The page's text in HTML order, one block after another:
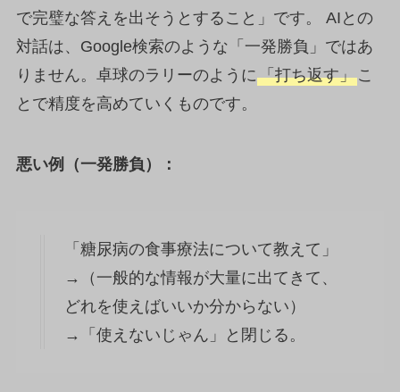
で完璧な答えを出そうとすること」です。 AIとの
対話は、Google検索のような「一発勝負」ではあ
りません。卓球のラリーのように「打ち返す」こ
とで精度を高めていくものです。
悪い例（一発勝負）：
「糖尿病の食事療法について教えて」
→（一般的な情報が大量に出てきて、
どれを使えばいいか分からない）
→「使えないじゃん」と閉じる。